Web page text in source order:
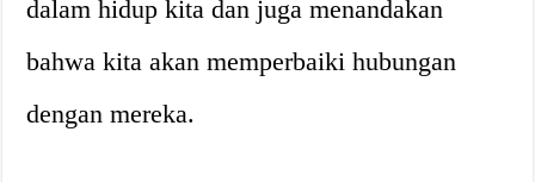
dalam hidup kita dan juga menandakan
bahwa kita akan memperbaiki hubungan
dengan mereka.